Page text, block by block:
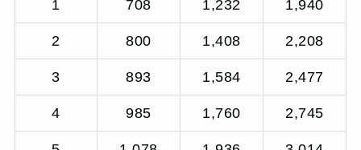
1 708 1,232 1,940
2 800 1,408 2,208
3 893 1,584 2,477
4 985 1,760 2,745